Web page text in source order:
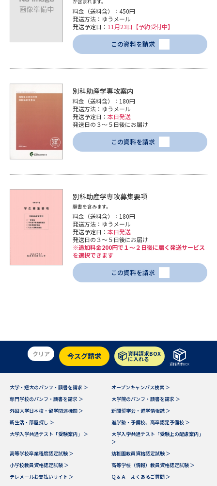
料金（送料含）：450円
発送方法：ゆうメール
発送予定日： 11月23日【予約受付中】
この資料を請求
別科助産学専攻案内
料金（送料含）：180円
発送方法：ゆうメール
発送予定日： 本日発送
発送日の３～５日後にお届け
この資料を請求
別科助産学専攻募集要項
願書を含みます。
料金（送料含）：180円
発送方法：ゆうメール
発送予定日： 本日発送
発送日の３～５日後にお届け
※追加料金200円で１～２日後に届く発送サービス
を選択できます
この資料を請求
クリア 今スグ請求 資料請求BOX
に入れる
資料請求BOX
大学・短大のパンフ・願書を請求 ＞
オープンキャンパス検索 ＞
専門学校のパンフ・願書を請求 ＞
大学院のパンフ・願書を請求 ＞
外国大学日本校・留学関連機関 ＞
新聞奨学会・進学情報誌 ＞
新生活・部屋探し ＞
進学塾・予備校、高卒認定予備校 ＞
大学入学共通テスト「受験案内」 ＞
大学入学共通テスト「受験上の配慮案内」
＞
高等学校卒業程度認定試験 ＞
幼稚園教員資格認定試験 ＞
小学校教員資格認定試験 ＞
高等学校（情報）教員資格認定試験 ＞
テレメールお支払いサイト ＞
Ｑ＆Ａ よくあるご質問 ＞